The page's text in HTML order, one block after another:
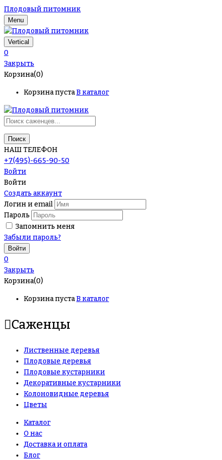
Плодовый питомник
Menu
Vertical
0
Закрыть
Корзина(0)
Корзина пустаВ каталог
Поиск
НАШ ТЕЛЕФОН
+7(495)-665-90-50
Войти
Войти
Создать аккаунт
Логин и email
Пароль
Запомнить меня
Забыли пароль?
0
Закрыть
Корзина(0)
Корзина пустаВ каталог
Саженцы
Лиственные деревья
Плодовые деревья
Плодовые кустарники
Декоративные кустарники
Колоновидные деревья
Цветы
Каталог
О нас
Доставка и оплата
Блог